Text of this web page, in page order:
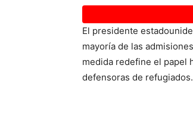
El presidente
mayoría de las
medida redefine el papel
defensoras de refugiados.